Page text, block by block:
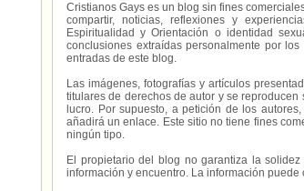
Cristianos Gays es un blog sin fines
compartir, noticias, reflexiones y
Espiritualidad y Orientación o identidad
conclusiones extraídas personalmente por
entradas de este blog.
Las imágenes, fotografías y artículos
titulares de derechos de autor y se
lucro. Por supuesto, a petición de los
añadirá un enlace. Este sitio no tiene fines
ningún tipo.
El propietario del blog no garantiza la
información y encuentro. La información